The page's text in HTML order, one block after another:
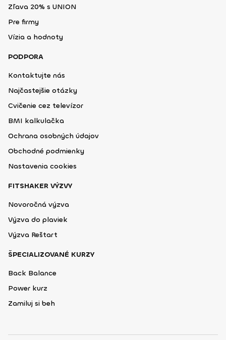
Zľava 20% s UNION
Pre firmy
Vízia a hodnoty
PODPORA
Kontaktujte nás
Najčastejšie otázky
Cvičenie cez televízor
BMI kalkulačka
Ochrana osobných údajov
Obchodné podmienky
Nastavenia cookies
FITSHAKER VÝZVY
Novoročná výzva
Výzva do plaviek
Výzva Reštart
ŠPECIALIZOVANÉ KURZY
Back Balance
Power kurz
Zamiluj si beh